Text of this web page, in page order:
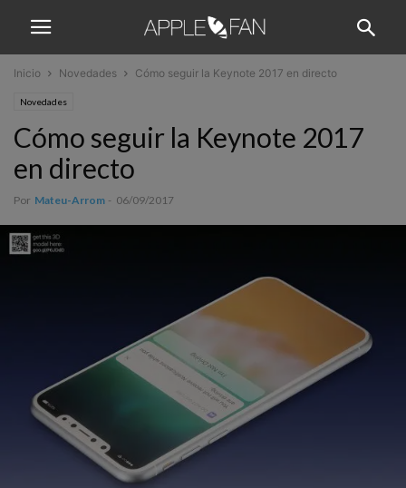
Inicio Novedades Cómo seguir la Keynote 2017 en directo
Novedades
Cómo seguir la Keynote 2017
en directo
Por Mateu-Arrom - 06/09/2017